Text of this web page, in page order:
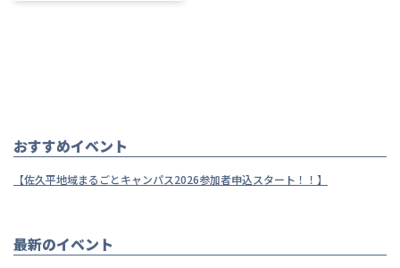
おすすめイベント
【佐久平地域まるごとキャンパス2026参加者申込スタート！！】
最新のイベント